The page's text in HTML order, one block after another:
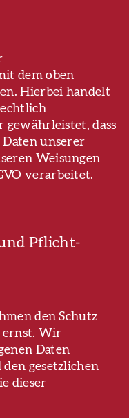
dem oben
Hierbei handelt
gewährleistet, dass
Daten unserer
Weisungen
verarbeitet.
Pflicht­
den Schutz
ernst. Wir
Daten
gesetzlichen
dieser